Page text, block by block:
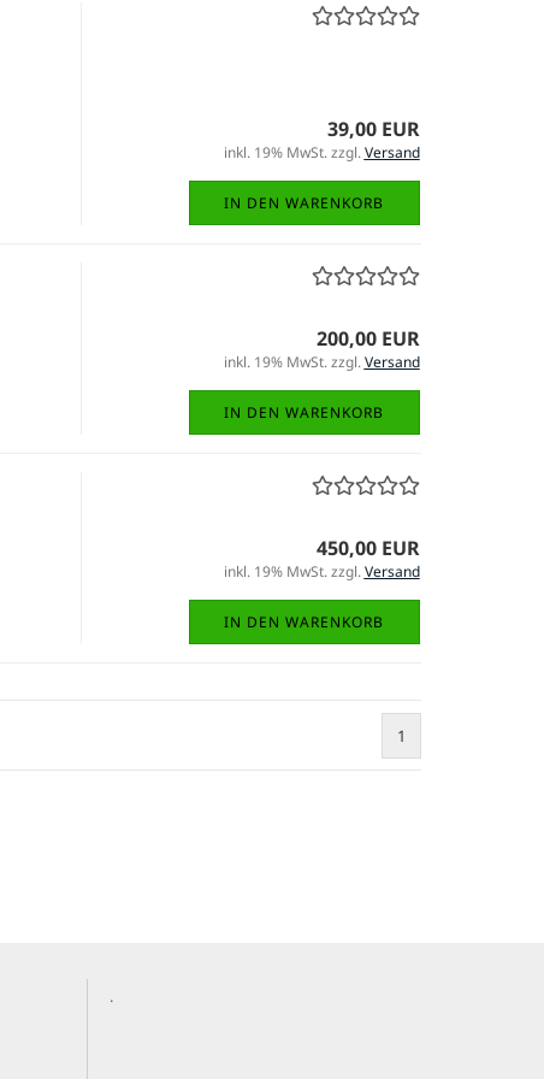
39,00 EUR
inkl. 19% MwSt. zzgl.Versand
IN DEN WARENKORB
200,00 EUR
inkl. 19% MwSt. zzgl.Versand
IN DEN WARENKORB
450,00 EUR
inkl. 19% MwSt. zzgl.Versand
IN DEN WARENKORB
1
.